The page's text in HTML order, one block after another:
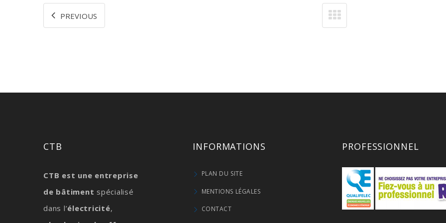
PREVIOUS
CTB
CTB est une entreprise
de bâtiment spécialisé
dans l’électricité,
INFORMATIONS
PLAN DU SITE
MENTIONS LÉGALES
CONTACT
PROFESSIONNEL